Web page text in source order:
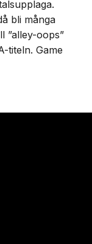
bli många
”alley-oops”
titeln. Game